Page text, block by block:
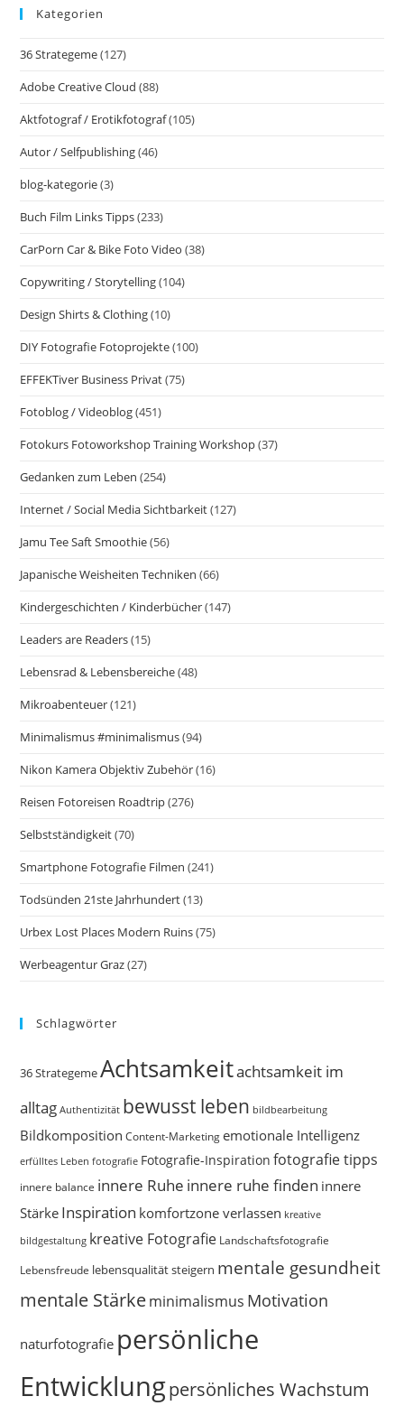
Kategorien
36 Strategeme(127)
Adobe Creative Cloud (88)
Aktfotograf / Erotikfotograf(105)
Autor / Selfpublishing(46)
blog-kategorie(3)
Buch Film Links Tipps(233)
CarPorn Car & Bike Foto Video (38)
Copywriting / Storytelling(104)
Design Shirts & Clothing(10)
DIY Fotografie Fotoprojekte(100)
EFFEKTiver Business Privat(75)
Fotoblog / Videoblog(451)
Fotokurs Fotoworkshop Training Workshop(37)
Gedanken zum Leben (254)
Internet / Social Media Sichtbarkeit(127)
Jamu Tee Saft Smoothie(56)
Japanische Weisheiten Techniken (66)
Kindergeschichten / Kinderbücher(147)
Leaders are Readers(15)
Lebensrad & Lebensbereiche(48)
Mikroabenteuer(121)
Minimalismus #minimalismus(94)
Nikon Kamera Objektiv Zubehör(16)
Reisen Fotoreisen Roadtrip(276)
Selbstständigkeit(70)
Smartphone Fotografie Filmen (241)
Todsünden 21ste Jahrhundert(13)
Urbex Lost Places Modern Ruins(75)
Werbeagentur Graz(27)
Schlagwörter
36 StrategemeAchtsamkeitachtsamkeit im
alltag Authentizität bewusst leben bildbearbeitung
Bildkomposition Content-Marketing emotionale Intelligenz
erfülltes Leben fotografie Fotografie-Inspiration fotografie tipps
innere balance innere Ruhe innere ruhe finden innere
Stärke Inspiration komfortzone verlassen kreative
bildgestaltung kreative Fotografie Landschaftsfotografie
Lebensfreude lebensqualität steigern mentale gesundheit
mentale Stärkeminimalismus Motivation
naturfotografie persönliche
Entwicklungpersönliches Wachstum